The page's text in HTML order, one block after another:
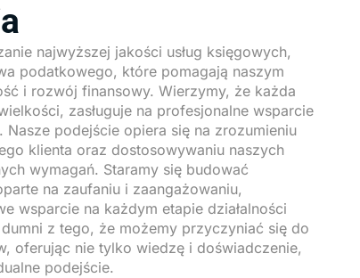
najwyższej jakości usług księgowych,
podatkowego, które pomagają naszym
i rozwój finansowy. Wierzymy, że każda
zasługuje na profesjonalne wsparcie
Nasze podejście opiera się na zrozumieniu
klienta oraz dostosowywaniu naszych
wymagań. Staramy się budować
na zaufaniu i zaangażowaniu,
wsparcie na każdym etapie działalności
z tego, że możemy przyczyniać się do
oferując nie tylko wiedzę i doświadczenie,
podejście.